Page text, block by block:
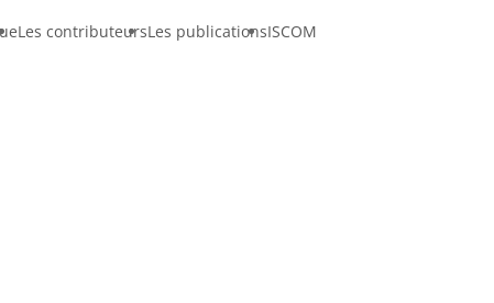
Les contributeursLes publicationsISCOM